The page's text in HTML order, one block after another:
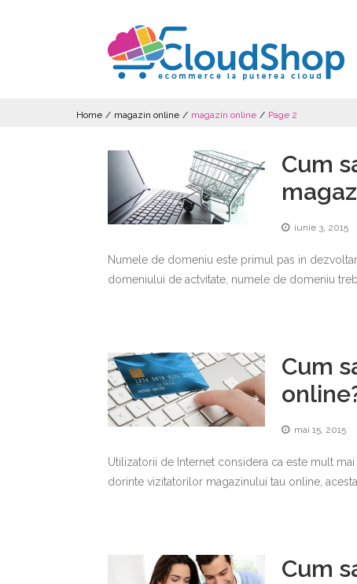
Home / magazin online / magazin online / Page 2
Cum
iunie 3, 2015
Numele de domeniu este primul pas in
domeniului de actvitate, numele de domeniu
Cum
mai 15, 2015
Utilizatorii de Internet considera ca este mult
dorinte vizitatorilor magazinului tau online,
Cum